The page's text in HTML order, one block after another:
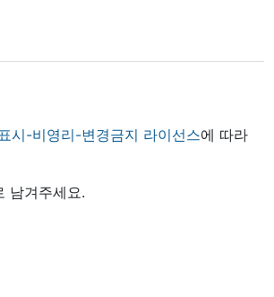
시-비영리-변경금지 라이선스에 따라
남겨주세요.